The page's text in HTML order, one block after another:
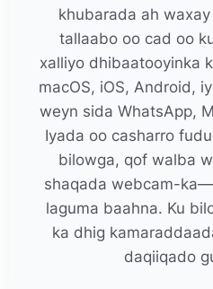
khubarada ah
tallaabo oo cad oo
xalliyo dhibaatooyinka
macOS, iOS, Android,
weyn sida WhatsApp,
Iyada oo casharro
bilowga, qof walba
shaqada webcam-
laguma baahna. Ku
ka dhig
daqiiqado